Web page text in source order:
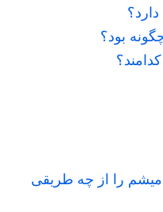
بود؟
میشم را از چه طریقی